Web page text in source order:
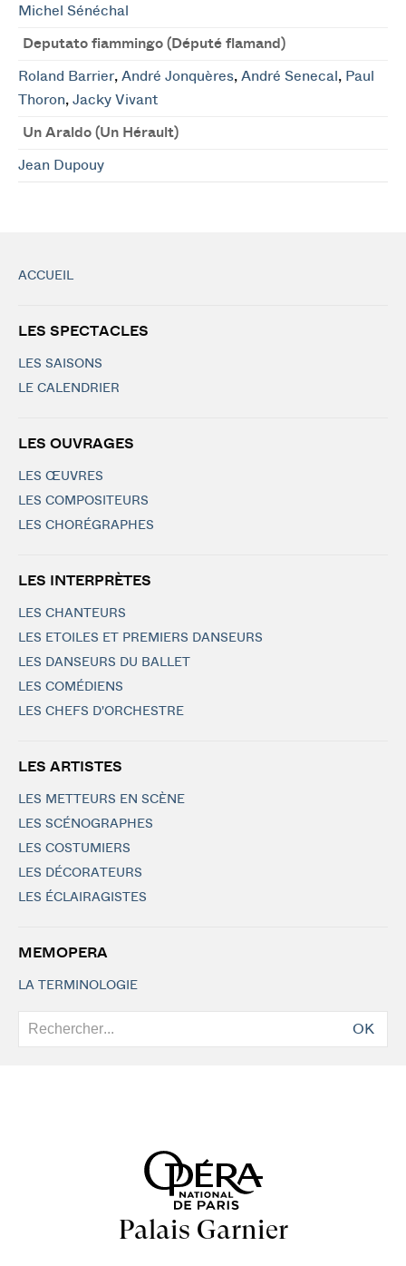
Michel Sénéchal
Deputato fiammingo (Député flamand)
Roland Barrier, André Jonquères, André Senecal , Paul
Thoron, Jacky Vivant
Un Araldo (Un Hérault)
Jean Dupouy
ACCUEIL
LES SPECTACLES
LES SAISONS
LE CALENDRIER
LES OUVRAGES
LES ŒUVRES
LES COMPOSITEURS
LES CHORÉGRAPHES
LES INTERPRÈTES
LES CHANTEURS
LES ETOILES ET PREMIERS DANSEURS
LES DANSEURS DU BALLET
LES COMÉDIENS
LES CHEFS D'ORCHESTRE
LES ARTISTES
LES METTEURS EN SCÈNE
LES SCÉNOGRAPHES
LES COSTUMIERS
LES DÉCORATEURS
LES ÉCLAIRAGISTES
MEMOPERA
LA TERMINOLOGIE
OK
Palais Garnier